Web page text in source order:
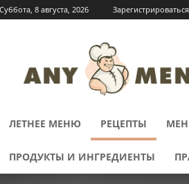
Суббота, 8 августа, 2026
ЛЕТНЕЕ МЕНЮ РЕЦЕПТЫ
ПРОДУКТЫ И ИНГРЕДИЕНТЫ